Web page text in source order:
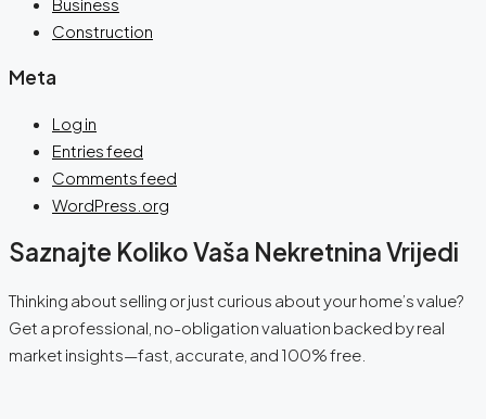
Construction
Meta
Log in
Entries feed
Comments feed
WordPress.org
Saznajte Koliko Vaša Nekretnina Vrijedi
Thinking about selling or just curious about your home’s value?
Get a professional, no-obligation valuation backed by real
market insights—fast, accurate, and 100% free.